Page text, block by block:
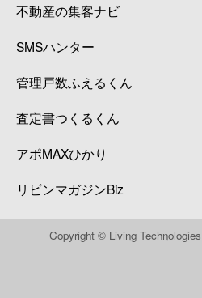
不動産の集客ナビ
SMSハンター
管理戸数ふえるくん
査定書つくるくん
アポMAXひかり
リビンマガジンBiz
Copyright © Living